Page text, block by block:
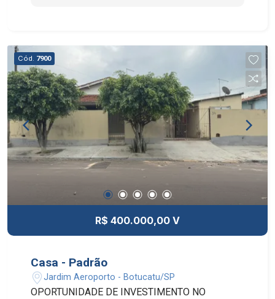
Cód. 7900
R$ 400.000,00 V
Casa - Padrão
Jardim Aeroporto - Botucatu/SP
OPORTUNIDADE DE INVESTIMENTO NO